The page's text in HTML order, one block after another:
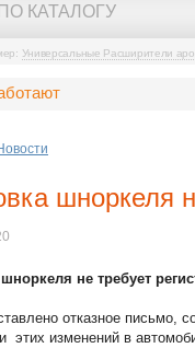
Универсальные Расширители
шноркеля
шноркеля не требует
отказное письмо,
этих изменений в